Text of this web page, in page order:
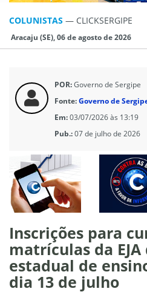
COLUNISTAS — CLICKSERGIPE
Aracaju (SE), 06 de agosto de 2026
POR:Governo de Sergipe
Fonte:Governo de
Em:03/07/2026 às 13:19
Pub.:07 de julho de 2026
Inscrições para
matrículas da
estadual de
dia 13 de julho